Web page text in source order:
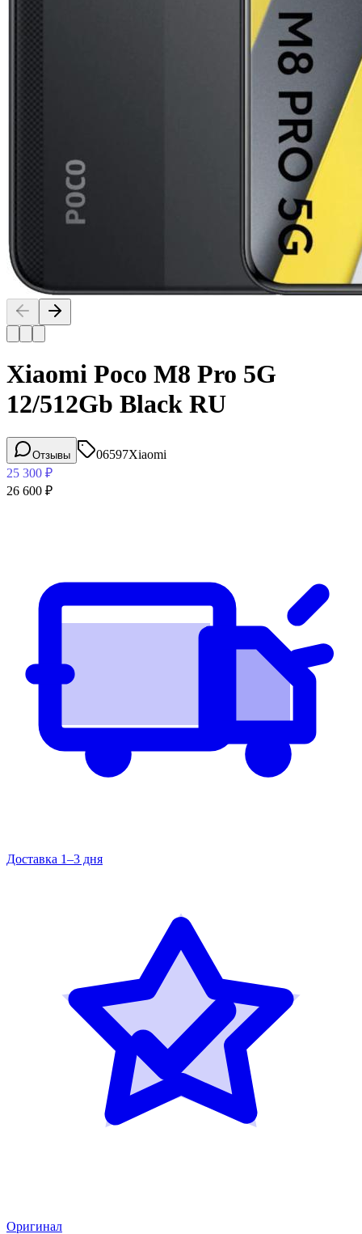
Xiaomi Poco M8 Pro 5G
12/512Gb Black RU
Отзывы 06597Xiaomi
25 300 ₽
26 600 ₽
Доставка 1–3 дня
Оригинал